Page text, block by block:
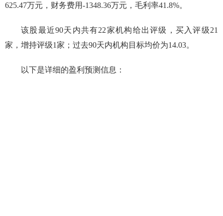
625.47万元，财务费用-1348.36万元，毛利率41.8%。
该股最近90天内共有22家机构给出评级，买入评级21
家，增持评级1家；过去90天内机构目标均价为14.03。
以下是详细的盈利预测信息：